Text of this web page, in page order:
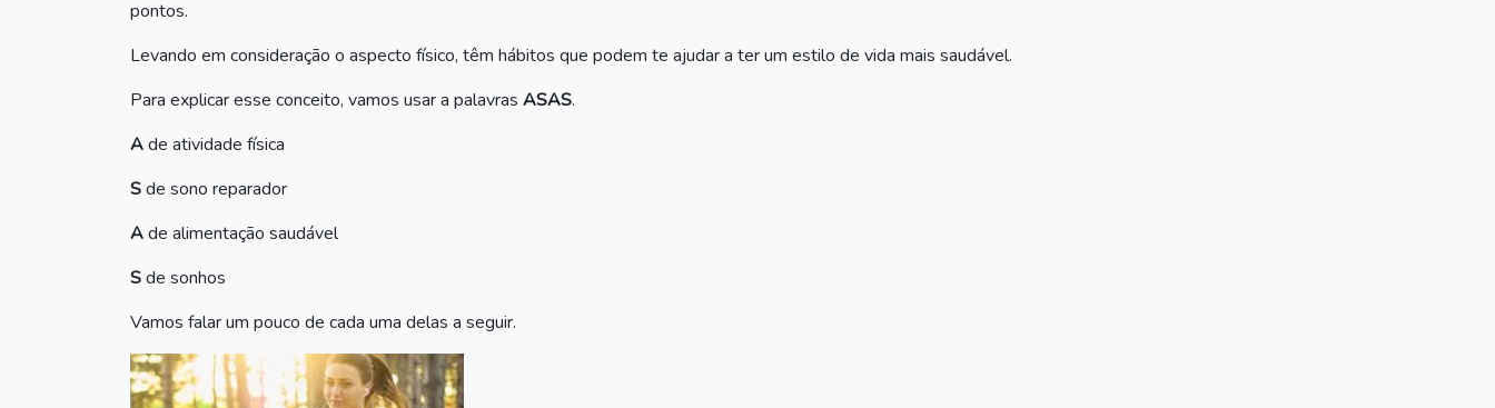
pontos.
Levando em consideração o aspecto físico, têm hábitos que podem te ajudar a ter um estilo de vida mais saudável.
Para explicar esse conceito, vamos usar a palavras ASAS.
Ade atividade física
Sde sono reparador
Ade alimentação saudável
Sde sonhos
Vamos falar um pouco de cada uma delas a seguir.